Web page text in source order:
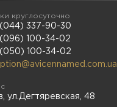
круглосуточно
337-90-30
100-34-02
100-34-02
ул.Дегтяревская, 48